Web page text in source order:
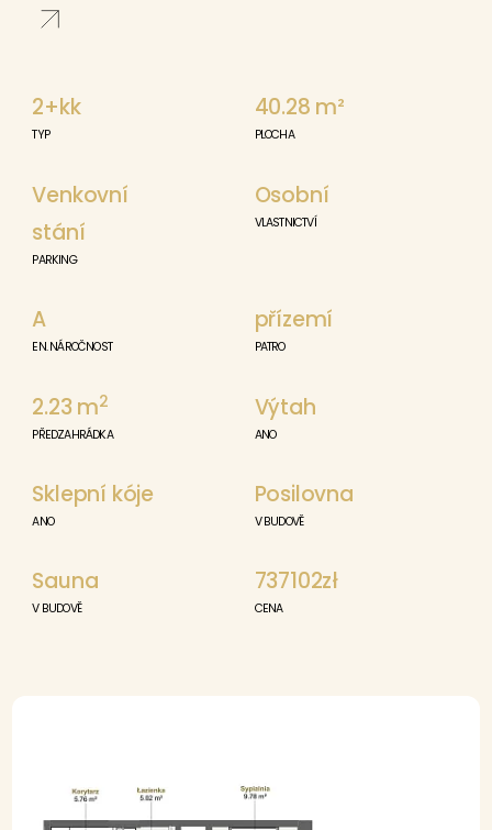
2+kk
TYP
40.28 m²
PLOCHA
Venkovní
stání
PARKING
Osobní
VLASTNICTVÍ
A
EN. NÁROČNOST
přízemí
PATRO
2.23 m2
PŘEDZAHRÁDKA
Výtah
ANO
Sklepní kóje
ANO
Posilovna
V BUDOVĚ
Sauna
V BUDOVĚ
737102zł
CENA